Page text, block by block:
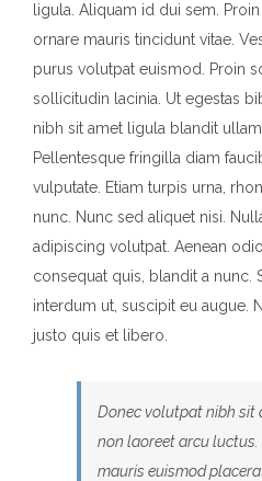
ligula. Aliquam id dui sem.
ornare mauris tincidunt vitae.
purus volutpat euismod. Proin
sollicitudin lacinia. Ut egestas
nibh sit amet ligula blandit
Pellentesque fringilla diam
vulputate. Etiam turpis urna,
nunc. Nunc sed aliquet nisi.
adipiscing volutpat. Aenean
consequat quis, blandit a nunc.
interdum ut, suscipit eu augue.
justo quis et libero.
Donec volutpat nibh sit
non laoreet arcu luctus.
mauris euismod